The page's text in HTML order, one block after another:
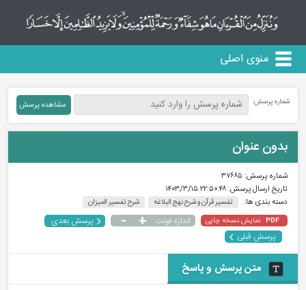
منوی اصلی
شماره پرسش:
بدون عنوان
شماره پرسش: ۳۷۶۸۵
تاریخ ارسال پرسش:۲۲:۵۰:۴۸ ۱۴۰۳/۳/۱۵
دسته بندی ها:
تفسیر قرآن و شرح نهج البلاغه شرح تفسیر المیزان
PDF نمایش نسخه چاپی اندازه فونت: +
-
پرسش بعدی
پرسش قبلی
متن پرسش و پاسخ